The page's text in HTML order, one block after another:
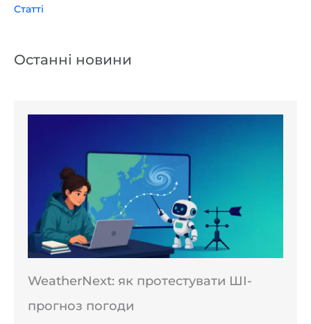
Статті
Останні новини
WeatherNext: як протестувати ШІ-
прогноз погоди